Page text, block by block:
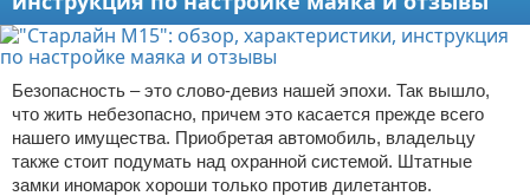
Безопасность – это слово-девиз нашей эпохи. Так вышло,
что жить небезопасно, причем это касается прежде всего
нашего имущества. Приобретая автомобиль, владельцу
также стоит подумать над охранной системой. Штатные
замки иномарок хороши только против дилетантов.